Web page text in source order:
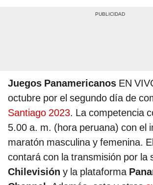
Juegos Panamericanos EN
octubre por el segundo día de
Santiago 2023. La competencia
5.00 a. m. (hora peruana) con el
maratón masculina y femenina.
contará con la transmisión por la
Chilevisión y la plataforma